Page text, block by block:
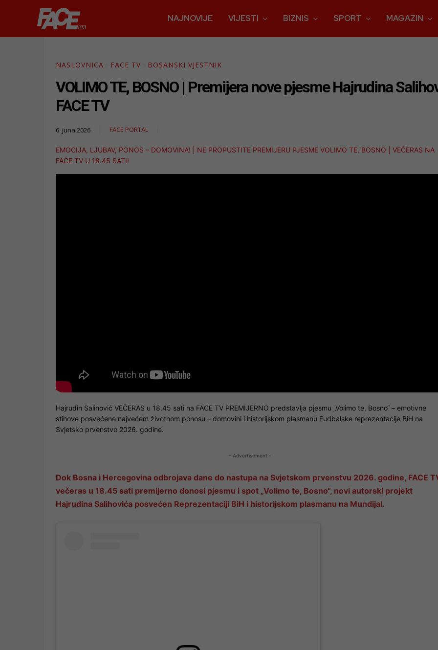
NAJNOVIJE VIJESTI BIZNIS SPORT MAGAZIN
NASLOVNICA FACE TV BOSANSKI VJESTNIK
VOLIMO TE, BOSNO | Premijera nove pjesme Hajrudina
FACE TV
6. juna 2026. FACE PORTAL
EMOCIJA, LJUBAV, PONOS – DOMOVINA! | NE PROPUSTITE PREMIJERU PJESME VOLIMO TE, BOSNO | VEČERAS NA
FACE TV U 18.45 SATI!
Hajrudin Salihović VEČERAS u 18.45 sati na FACE TV PREMIJERNO predstavlja pjesmu „Volimo te, Bosno“ – emotivne
stihove posvećene najvećem životnom ponosu – domovini i historijskom plasmanu Fudbalske reprezentacije BiH na
Svjetsko prvenstvo 2026. godine.
- Advertisement -
Dok Bosna i Hercegovina odbrojava dane do nastupa na Svjetskom prvenstvu 2026. godine, FACE
večeras u 18.45 sati premijerno donosi pjesmu i spot „Volimo te, Bosno“, novi autorski projekt
Hajrudina Salihovića posvećen Reprezentaciji BiH i historijskom plasmanu na Mundijal.